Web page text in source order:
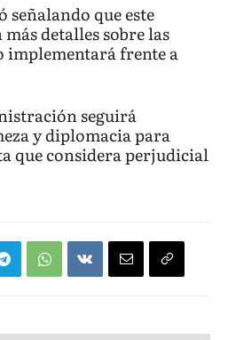
señalando que este
detalles sobre las
implementará frente a
seguirá
y diplomacia para
que considera perjudicial